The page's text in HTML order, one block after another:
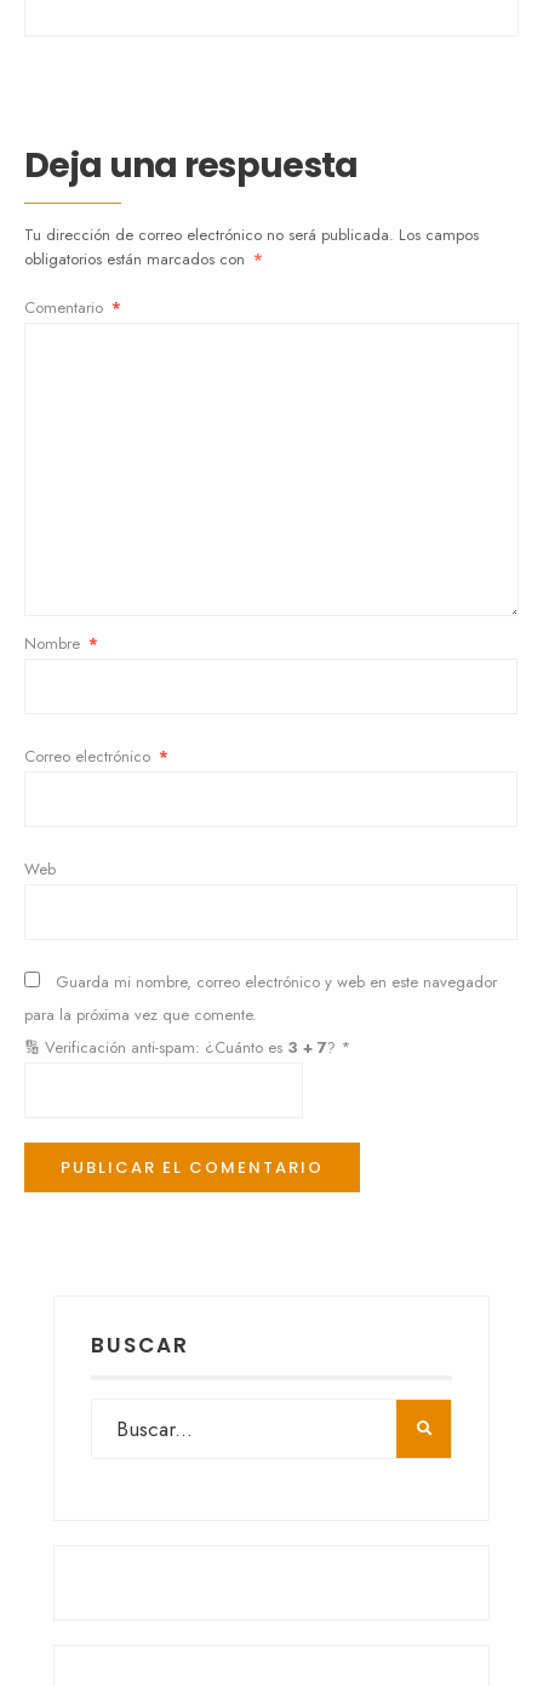
Deja una respuesta
Tu dirección de correo electrónico no será publicada. Los campos
obligatorios están marcados con *
Comentario *
Nombre *
Correo electrónico *
Web
Guarda mi nombre, correo electrónico y web en este navegador
para la próxima vez que comente.
🔢 Verificación anti-spam: ¿Cuánto es 3 + 7? *
BUSCAR